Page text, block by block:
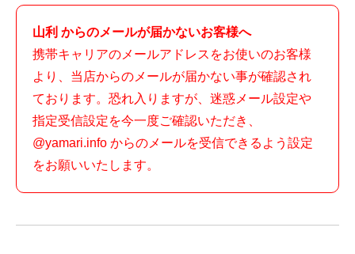
山利 からのメールが届かないお客様へ
携帯キャリアのメールアドレスをお使いのお客様
より、当店からのメールが届かない事が確認され
ております。恐れ入りますが、迷惑メール設定や
指定受信設定を今一度ご確認いただき、
@yamari.info からのメールを受信できるよう設定
をお願いいたします。